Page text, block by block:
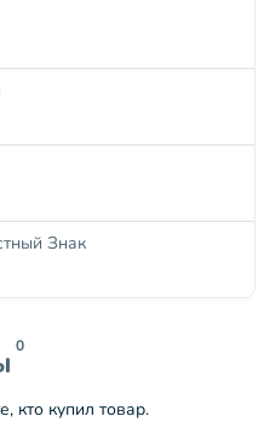
Знак
0
кто купил товар.